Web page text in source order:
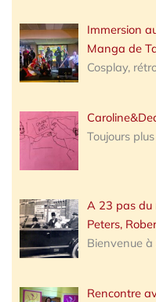
Immersion
Manga de
Cosplay,
Toujours
A 23 pas du
Peters,
Bienvenue
Rencontre